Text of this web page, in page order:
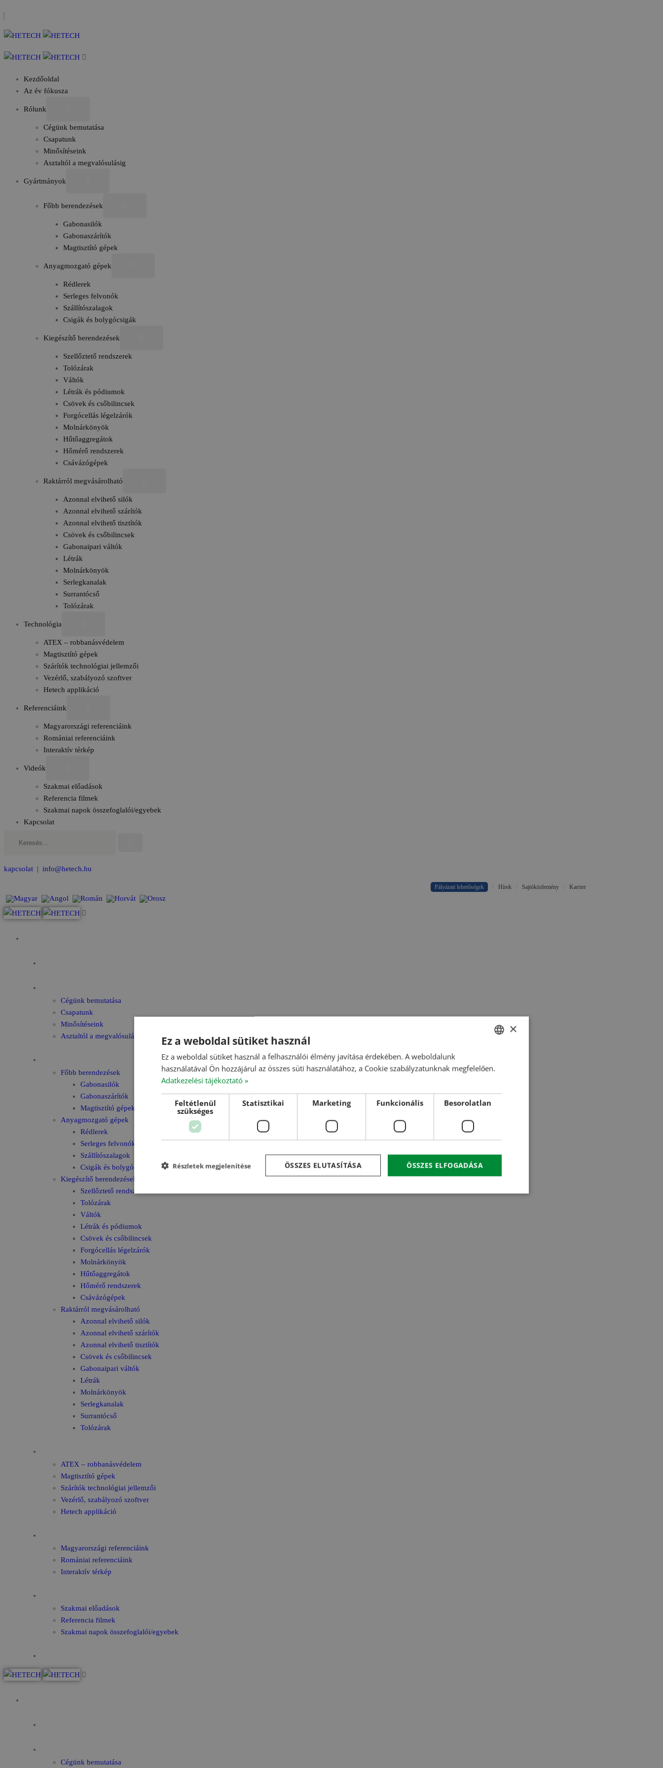
Kezdőoldal
Az év fókusza
Rólunk
Cégünk bemutatása
Csapatunk
Minősítéseink
Asztaltól a megvalósulásig
Gyártmányok
Főbb berendezések
Gabonasilók
Gabonaszárítók
Magtisztító gépek
Anyagmozgató gépek
Rédlerek
Serleges felvonók
Szállítószalagok
Csigák és bolygócsigák
Kiegészítő berendezések
Szellőztető rendszerek
Tolózárak
Váltók
Létrák és pódiumok
Csövek és csőbilincsek
Forgócellás légelzárók
Molnárkönyök
Hűtőaggregátok
Hőmérő rendszerek
Csávázógépek
Raktárról megvásárolható
Azonnal elvihető silók
Azonnal elvihető szárítók
Azonnal elvihető tisztítók
Csövek és csőbilincsek
Gabonaipari váltók
Létrák
Molnárkönyök
Serlegkanalak
Surrantócső
Tolózárak
Technológia
ATEX – robbanásvédelem
Magtisztító gépek
Szárítók technológiai jellemzői
Vezérlő, szabályozó szoftver
Hetech applikáció
Referenciáink
Magyarországi referenciáink
Romániai referenciáink
Interaktív térkép
Videók
Szakmai előadások
Referencia filmek
Szakmai napok összefoglalói/egyebek
Kapcsolat
kapcsolat | info@hetech.hu
Pályázati lehetőségek Hírek Sajtóközlemény Karrier
Cégünk bemutatása
Csapatunk
Minősítéseink
Asztaltól a megvalósulásig
Főbb berendezések
Gabonasilók
Gabonaszárítók
Magtisztító gépek
Anyagmozgató gépek
Rédlerek
Serleges felvonók
Szállítószalagok
Csigák és bolygócsigák
Kiegészítő berendezések
Szellőztető rendszerek
Tolózárak
Váltók
Létrák és pódiumok
Csövek és csőbilincsek
Forgócellás légelzárók
Molnárkönyök
Hűtőaggregátok
Hőmérő rendszerek
Csávázógépek
Raktárról megvásárolható
Azonnal elvihető silók
Azonnal elvihető szárítók
Azonnal elvihető tisztítók
Csövek és csőbilincsek
Gabonaipari váltók
Létrák
Molnárkönyök
Serlegkanalak
Surrantócső
Tolózárak
ATEX – robbanásvédelem
Magtisztító gépek
Szárítók technológiai jellemzői
Vezérlő, szabályozó szoftver
Hetech applikáció
Magyarországi referenciáink
Romániai referenciáink
Interaktív térkép
Szakmai előadások
Referencia filmek
Szakmai napok összefoglalói/egyebek
Cégünk bemutatása
ENGLISH
CROATIAN
×
Ez a weboldal sütiket használ
Ez a weboldal sütiket használ a felhasználói élmény javítása érdekében. A weboldalunk
használatával Ön hozzájárul az összes süti használatához, a Cookie szabályzatunknak megfelelően.
Adatkezelési tájékoztató »
Feltétlenül
szükséges
Statisztikai Marketing Funkcionális Besorolatlan
ÖSSZES ELFOGADÁSA
ÖSSZES ELUTASÍTÁSA
Részletek megjelenítése